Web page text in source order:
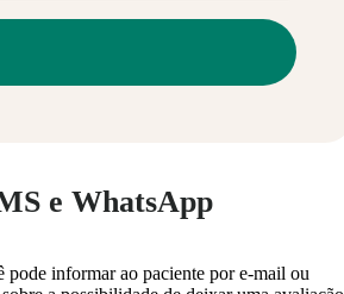
e WhatsApp
pode informar ao paciente por e-mail ou